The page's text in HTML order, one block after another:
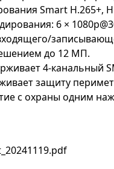
Smart H.265+,
6 ×
до 12 МП.
4-канальный
защиту
с охраны одним